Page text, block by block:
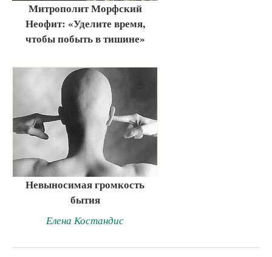
Митрополит Морфский
Неофит: «Уделите время,
чтобы побыть в тишине»
Невыносимая громкость
бытия
Елена Костандис